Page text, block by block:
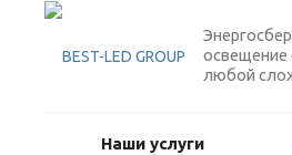
освещение
любой
Наши услуги